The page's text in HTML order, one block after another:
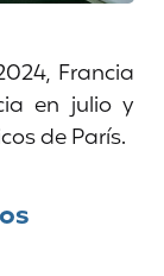
Francia
en julio y
de París.